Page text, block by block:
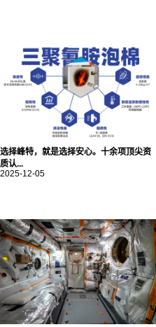
选择峰特，就是选择安心。十余项顶尖资
质认...
2025-12-05